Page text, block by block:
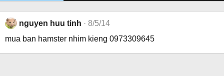
nguyen huu tinh
8/5/14
mua ban hamster nhim kieng 0973309645